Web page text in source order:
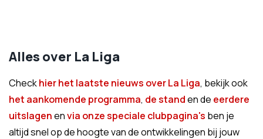
Alles over La Liga
Checkhier het laatste nieuws over La Liga, bekijk ook
het aankomende programma, de standen de eerdere
uitslagenenvia onze speciale clubpagina's ben je
altijd snel op de hoogte van de ontwikkelingen bij jouw